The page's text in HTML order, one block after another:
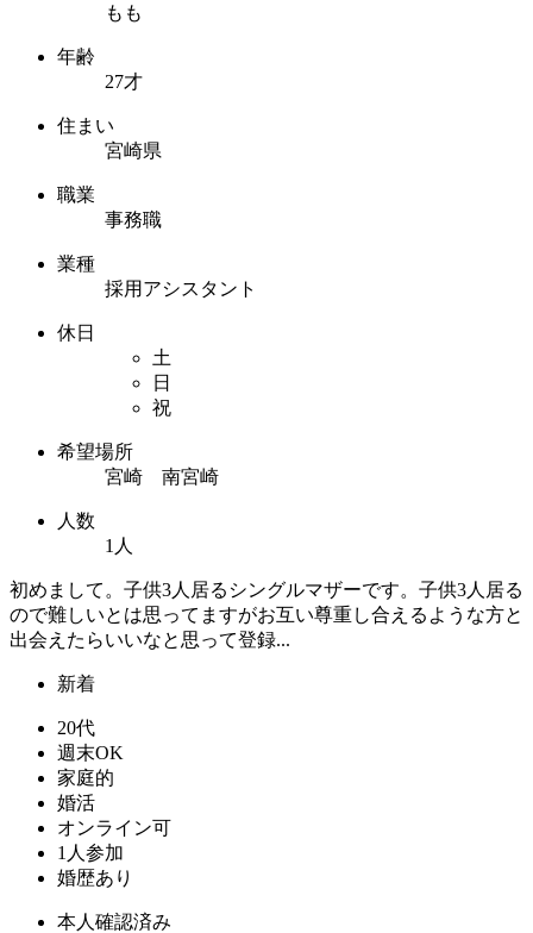
もも
年齢
27才
住まい
宮崎県
職業
事務職
業種
採用アシスタント
休日
土
日
祝
希望場所
宮崎 南宮崎
人数
1人
初めまして。子供3人居るシングルマザーです。子供3人居る
ので難しいとは思ってますがお互い尊重し合えるような方と
出会えたらいいなと思って登録...
新着
20代
週末OK
家庭的
婚活
オンライン可
1人参加
婚歴あり
本人確認済み